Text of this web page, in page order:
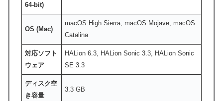
64-bit)
OS (Mac)
macOS High Sierra, macOS Mojave, macOS
Catalina
対応ソフト
ウェア
HALion 6.3, HALion Sonic 3.3, HALion Sonic
SE 3.3
ディスク空
き容量
3.3 GB